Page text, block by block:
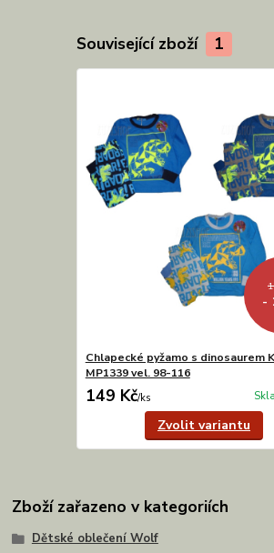
Související zboží 1
-
Chlapecké pyžamo s dinosaurem
MP1339 vel. 98-116
149 Kč/ks
Zvolit variantu
Zboží zařazeno v kategoriích
Dětské oblečení Wolf